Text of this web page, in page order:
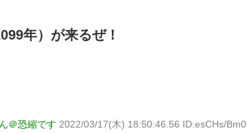
年）が来るぜ！
＠恐縮です 2022/03/17(木) 18:50:46.56 ID:esCHs/Bm0